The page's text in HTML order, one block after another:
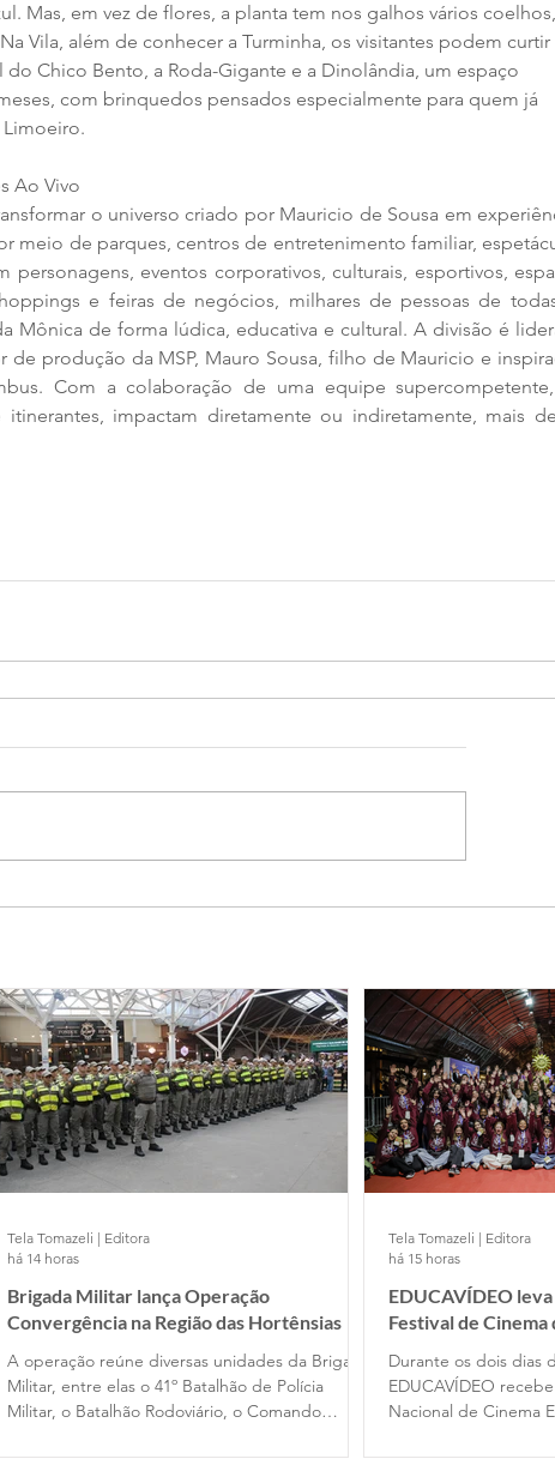
Mas, em vez de flores, a planta tem nos galhos vários coelhos,
Vila, além de conhecer a Turminha, os visitantes podem curtir
do Chico Bento, a Roda-Gigante e a Dinolândia, um espaço
com brinquedos pensados especialmente para quem já
Limoeiro.
Ao Vivo
o universo criado por Mauricio de Sousa em
meio de parques, centros de entretenimento familiar,
personagens, eventos corporativos, culturais, esportivos,
e feiras de negócios, milhares de pessoas de
Mônica de forma lúdica, educativa e cultural. A divisão é
produção da MSP, Mauro Sousa, filho de Mauricio e
Com a colaboração de uma equipe
impactam diretamente ou indiretamente, mais
Brigada Militar lança Operação
Convergência na Região das Hortênsias
A operação reúne diversas unidades da Brigada
Militar, entre elas o 41º Batalhão de Polícia
Militar, o Batalhão Rodoviário, o Comando
Tela Tomazeli | Editora
há 14 horas
EDUCAVÍDEO
Festival de Cinema
Durante os dois dias
EDUCAVÍDEO
Nacional de Cinema
Tela Tomazeli | Editora
há 15 horas